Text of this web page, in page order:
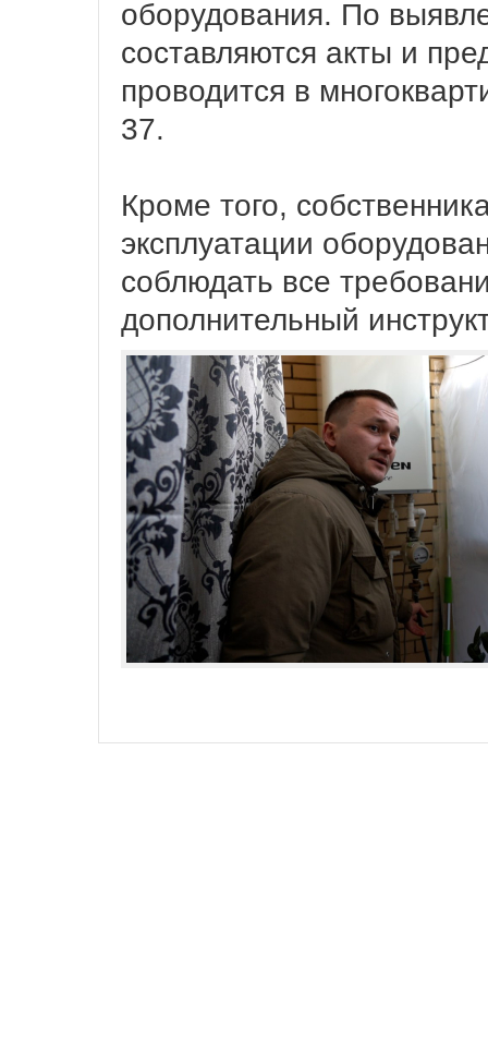
оборудования. По
составляются акты и
проводится в
37.
Кроме того,
эксплуатации
соблюдать все
дополнительный